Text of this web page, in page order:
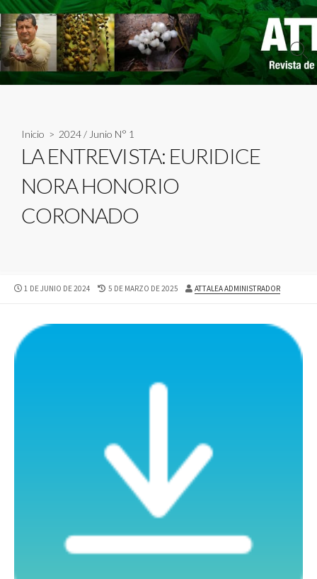
Skip
to
content
Inicio > 2024/ Junio N° 1
LA ENTREVISTA: EURIDICE
NORA HONORIO
CORONADO
PUBLISHED
1 DE JUNIO DE 2024
LAST
5 DE MARZO DE 2025 AUTHOR
ATTALEA ADMINISTRADOR